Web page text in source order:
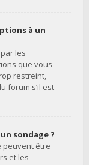
à un
les
que vous
restreint,
forum s’il est
sondage ?
peuvent être
et les